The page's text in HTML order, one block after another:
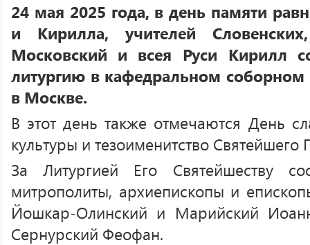
24 мая 2025 года, в день памяти
и Кирилла, учителей
Московский и всея Руси Кирилл
литургию в кафедральном соборном
в Москве.
В этот день также отмечаются День
культуры и тезоименитство
За Литургией Его Святейшеству
митрополиты, архиепископы и
Йошкар-Олинский и Марийский
Сернурский Феофан.